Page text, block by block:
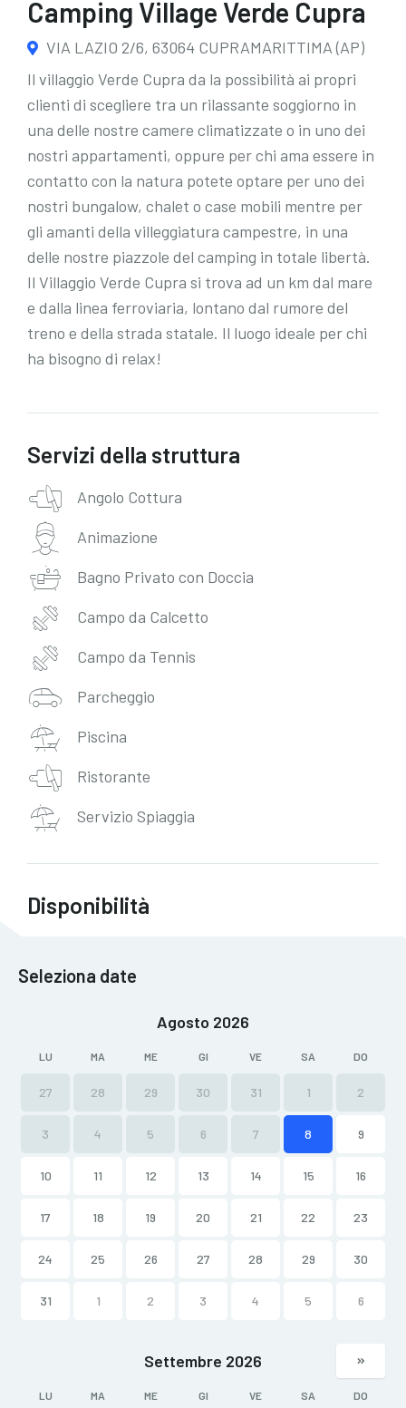
Camping Village Verde Cupra
VIA LAZIO 2/6, 63064 CUPRAMARITTIMA (AP)
Il villaggio Verde Cupra da la possibilità ai propri
clienti di scegliere tra un rilassante soggiorno in
una delle nostre camere climatizzate o in uno dei
nostri appartamenti, oppure per chi ama essere in
contatto con la natura potete optare per uno dei
nostri bungalow, chalet o case mobili mentre per
gli amanti della villeggiatura campestre, in una
delle nostre piazzole del camping in totale libertà.
Il Villaggio Verde Cupra si trova ad un km dal mare
e dalla linea ferroviaria, lontano dal rumore del
treno e della strada statale. Il luogo ideale per chi
ha bisogno di relax!
Servizi della struttura
Angolo Cottura
Animazione
Bagno Privato con Doccia
Campo da Calcetto
Campo da Tennis
Parcheggio
Piscina
Ristorante
Servizio Spiaggia
Disponibilità
Seleziona date
Agosto 2026
LU MA ME GI VE SA DO
27 28 29 30 31 1 2
3 4 5 6 7 8 9
10 11 12 13 14 15 16
17 18 19 20 21 22 23
24 25 26 27 28 29 30
31 1 2 3 4 5 6
Settembre 2026
LU MA ME GI VE SA DO